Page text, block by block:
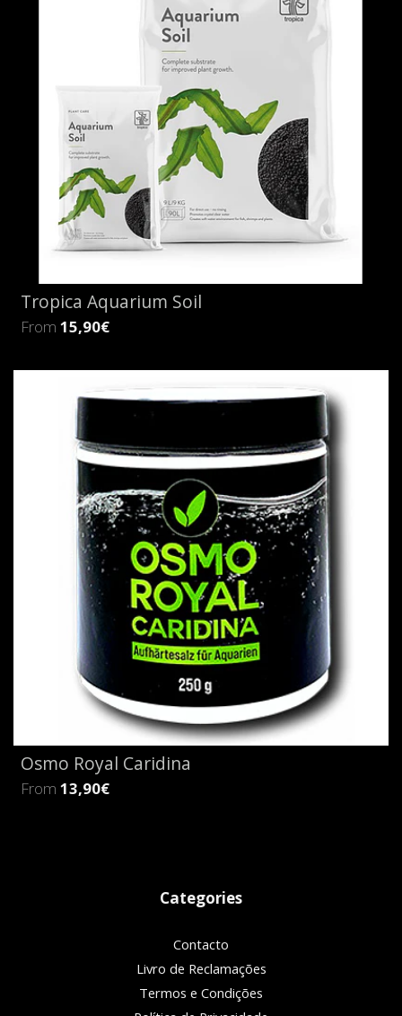
Tropica Aquarium Soil
From 15,90€
Osmo Royal Caridina
From 13,90€
Categories
Contacto
Livro de Reclamações
Termos e Condições